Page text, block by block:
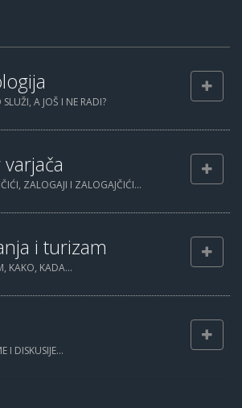
A JOŠ I NE RADI?
ZALOGAJI I ZALOGAJČIĆI...
i turizam
KAKO, KADA...
I DISKUSIJE...